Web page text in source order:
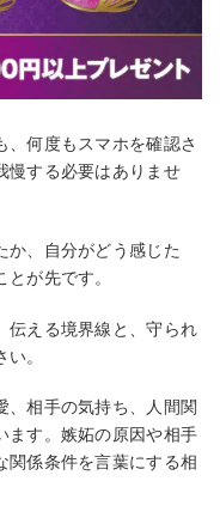
、何度もスマホを確認さ
慢する必要はありませ
か、自分がどう感じた
が先です。
伝える境界線と、守られ
。
、相手の気持ち、人間関
ます。嫉妬の原因や相手
関係条件を言葉にする相